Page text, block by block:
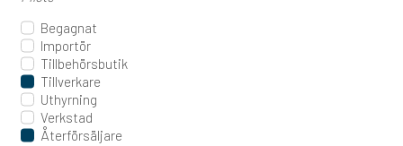
Begagnat
Importör
Tillbehörsbutik
Tillverkare
Uthyrning
Verkstad
Återförsäljare